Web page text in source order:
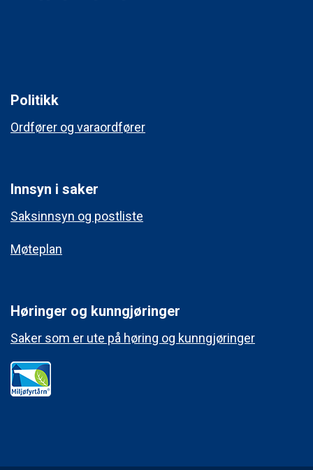
Politikk
Ordfører og varaordfører
Innsyn i saker
Saksinnsyn og postliste
Møteplan
Høringer og kunngjøringer
Saker som er ute på høring og kunngjøringer